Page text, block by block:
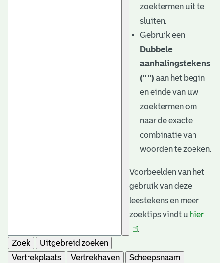
zoektermen uit te
sluiten.
Gebruik een
Dubbele
aanhalingstekens
(" ") aan het begin
en einde van uw
zoektermen om
naar de exacte
combinatie van
woorden te zoeken.
Voorbeelden van het
gebruik van deze
leestekens en meer
zoektips vindt u hier
.
Zoek
Uitgebreid zoeken
Vertrekplaats
Vertrekhaven
Scheepsnaam